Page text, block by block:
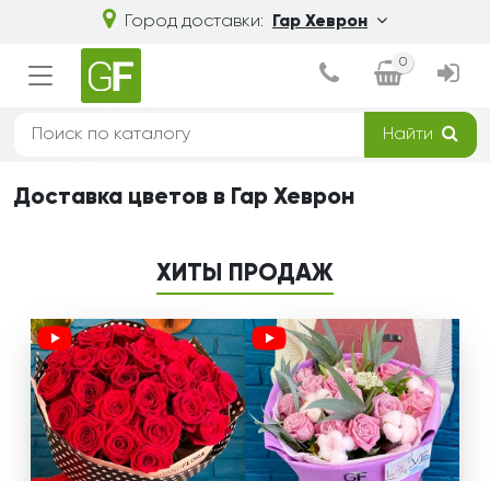
Город доставки: Гар Хеврон
0
Найти
Доставка цветов в Гар Хеврон
ХИТЫ ПРОДАЖ